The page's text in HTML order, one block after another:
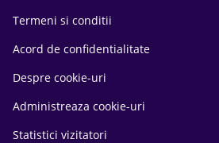
Termeni si conditii
Acord de confidentialitate
Despre cookie-uri
Administreaza cookie-uri
Statistici vizitatori